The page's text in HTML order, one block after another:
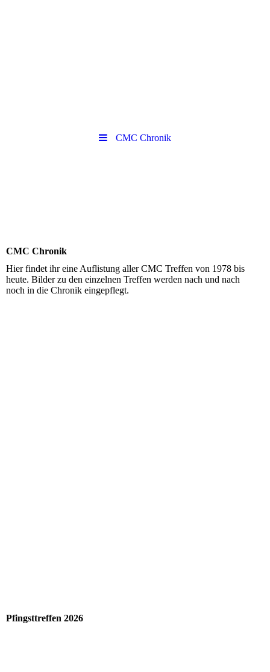
CMC Chronik
CMC Chronik
Hier findet ihr eine Auflistung aller CMC Treffen von 1978 bis
heute. Bilder zu den einzelnen Treffen werden nach und nach
noch in die Chronik eingepflegt.
Pfingsttreffen 2026